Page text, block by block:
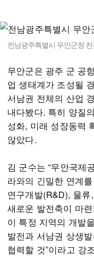
전남광주특별시 무안군청
무안군은 광주 군 공
업 생태계가 조성될
서남권 전체의 산업
내다봤다. 특히 양질
성화, 미래 성장동력
않았다.
김 군수는 “무안국제
라와의 긴밀한 연계
연구개발(R&D), 물
새로운 발전축이 마
이 특정 지역의 개발
발전과 서남권 상생
협력할 것”이라고 강